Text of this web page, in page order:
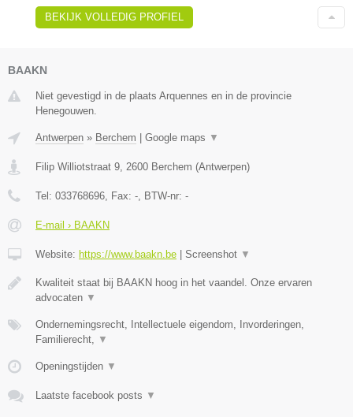
BEKIJK VOLLEDIG PROFIEL
BAAKN
Niet gevestigd in de plaats Arquennes en in de provincie
Henegouwen.
Antwerpen » Berchem Google maps ▼
Filip Williotstraat 9 2600 Berchem (Antwerpen)
Tel: 033768696 , Fax: - , BTW-nr: -
E-mail › BAAKN
Website: https://www.baakn.be Screenshot ▼
Kwaliteit staat bij BAAKN hoog in het vaandel. Onze ervaren
advocaten ▼
Ondernemingsrecht, Intellectuele eigendom, Invorderingen,
Familierecht,
▼
Openingstijden ▼
Laatste facebook posts ▼